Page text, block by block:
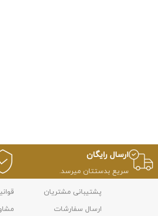
ارسال رایگان
سریع بدستتان میرسد.
پشتیبانی مشتریان
ارسال سفارشات